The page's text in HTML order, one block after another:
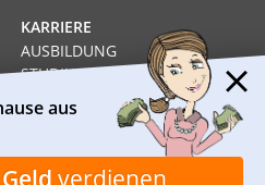
KARRIERE
AUSBILDUNG
STUDIUM
FERNSTUDIUM
GEHÄLTER
Kontakt Über Heimarbeit.de
aus
Geld verdienen